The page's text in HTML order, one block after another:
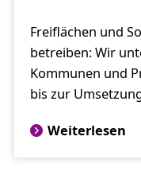
Freiflächen und
betreiben: Wir
Kommunen und
bis zur
Weiterlesen